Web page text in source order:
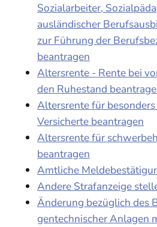
Sozialarbeiter,
ausländischer
zur Führung der
beantragen
Altersrente - Rente bei
den Ruhestand
Altersrente für
Versicherte beantragen
Altersrente für
beantragen
Amtliche
Andere Strafanzeige
Änderung bezüglich des
gentechnischer Anlagen